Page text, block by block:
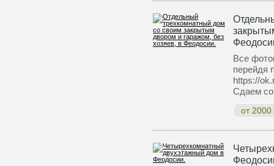
Все
перейдя
https://
Сдаем
от 2000